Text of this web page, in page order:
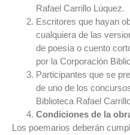
Rafael Carrillo Lúquez.
Escritores que hayan
cualquiera de las
de poesía o cuento
por la Corporación
Participantes que se
de uno de los
Biblioteca Rafael
Condiciones de la
Los poemarios deberán